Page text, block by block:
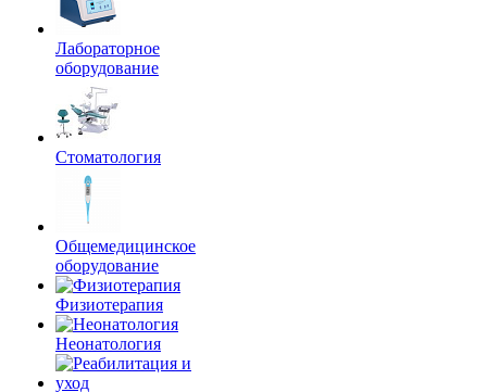
Лабораторное
оборудование
Стоматология
Общемедицинское
оборудование
Физиотерапия
Неонатология